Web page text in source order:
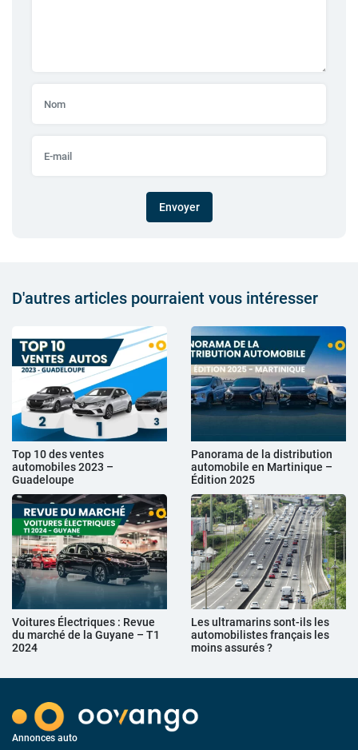
Envoyer
D'autres articles pourraient vous intéresser
Top 10 des ventes
automobiles 2023 –
Guadeloupe
Panorama de la distribution
automobile en Martinique –
Édition 2025
Voitures Électriques : Revue
du marché de la Guyane – T1
2024
Les ultramarins sont-ils les
automobilistes français les
moins assurés ?
Annonces auto